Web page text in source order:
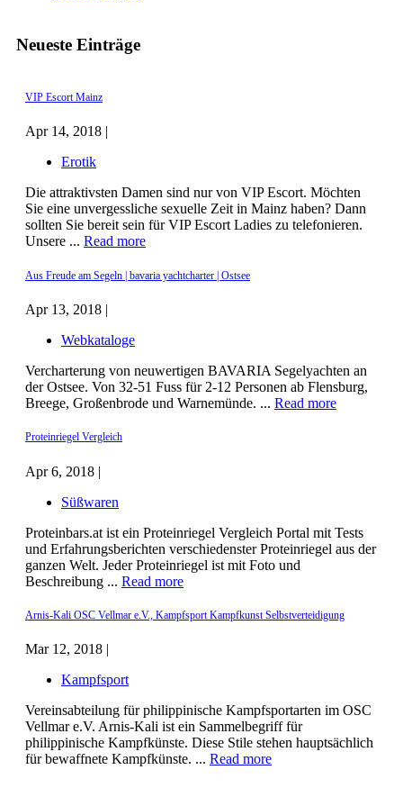
Neueste Einträge
VIP Escort Mainz
Apr 14, 2018 |
Erotik
Die attraktivsten Damen sind nur von VIP Escort. Möchten
Sie eine unvergessliche sexuelle Zeit in Mainz haben? Dann
sollten Sie bereit sein für VIP Escort Ladies zu telefonieren.
Unsere ... Read more
Aus Freude am Segeln | bavaria yachtcharter | Ostsee
Apr 13, 2018 |
Webkataloge
Vercharterung von neuwertigen BAVARIA Segelyachten an
der Ostsee. Von 32-51 Fuss für 2-12 Personen ab Flensburg,
Breege, Großenbrode und Warnemünde. ... Read more
Proteinriegel Vergleich
Apr 6, 2018 |
Süßwaren
Proteinbars.at ist ein Proteinriegel Vergleich Portal mit Tests
und Erfahrungsberichten verschiedenster Proteinriegel aus der
ganzen Welt. Jeder Proteinriegel ist mit Foto und
Beschreibung ... Read more
Arnis-Kali OSC Vellmar e.V., Kampfsport Kampfkunst Selbstverteidigung
Mar 12, 2018 |
Kampfsport
Vereinsabteilung für philippinische Kampfsportarten im OSC
Vellmar e.V. Arnis-Kali ist ein Sammelbegriff für
philippinische Kampfkünste. Diese Stile stehen hauptsächlich
für bewaffnete Kampfkünste. ... Read more